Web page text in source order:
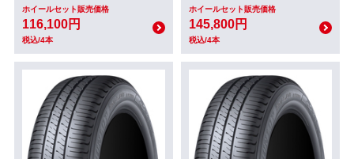
ホイールセット販売価格
116,100円
税込/4本
ホイールセット販売価格
145,800円
税込/4本